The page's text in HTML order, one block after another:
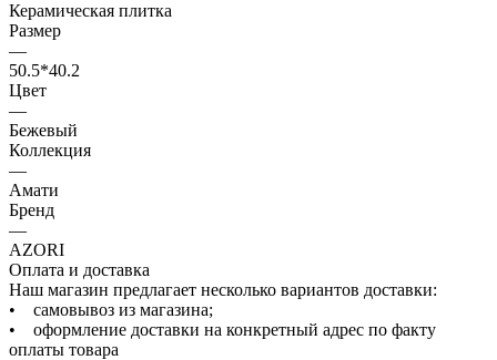
Керамическая плитка
Размер
—
50.5*40.2
Цвет
—
Бежевый
Коллекция
—
Амати
Бренд
—
AZORI
Оплата и доставка
Наш магазин предлагает несколько вариантов доставки:
• самовывоз из магазина;
• оформление доставки на конкретный адрес по факту
оплаты товара